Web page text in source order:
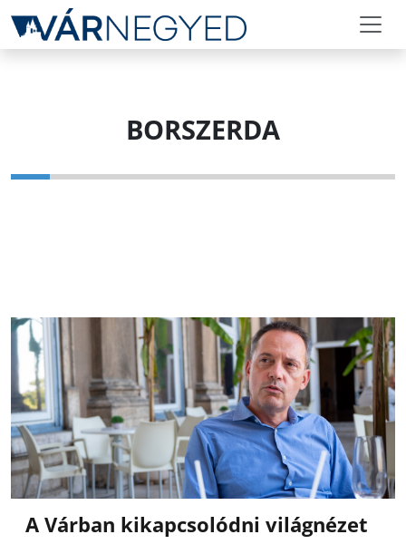
BORSZERDA
A Várban kikapcsolódni világnézet